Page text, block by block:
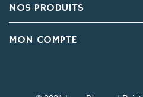
NOS PRODUITS
MON COMPTE